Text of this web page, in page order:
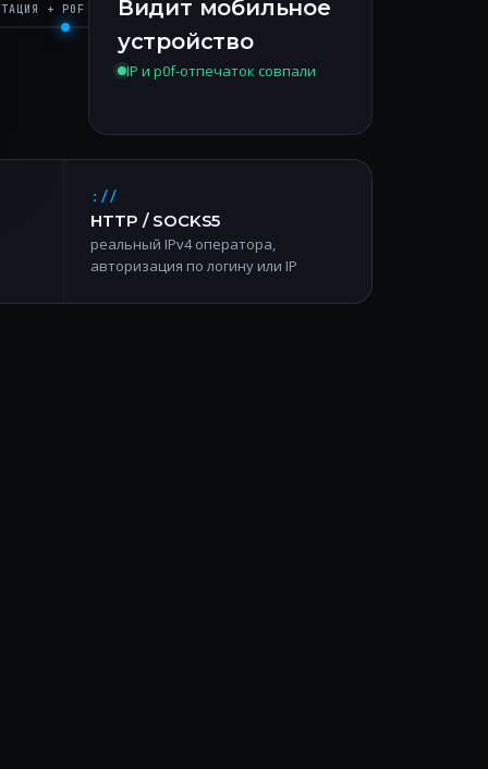
+ P0F
Видит мобильное
устройство
IP и p0f-отпечаток совпали
://
HTTP / SOCKS5
реальный IPv4 оператора,
авторизация по логину или IP